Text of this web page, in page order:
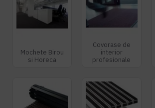
Mochete Birou
si Horeca
Covorase de
interior
profesionale